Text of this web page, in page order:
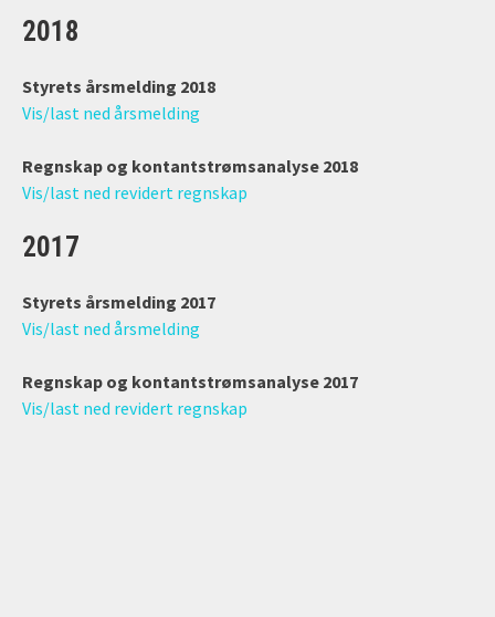
2018
Styrets årsmelding 2018
Vis/last ned årsmelding
Regnskap og kontantstrømsanalyse 2018
Vis/last ned revidert regnskap
2017
Styrets årsmelding 2017
Vis/last ned årsmelding
Regnskap og kontantstrømsanalyse 2017
Vis/last ned revidert regnskap